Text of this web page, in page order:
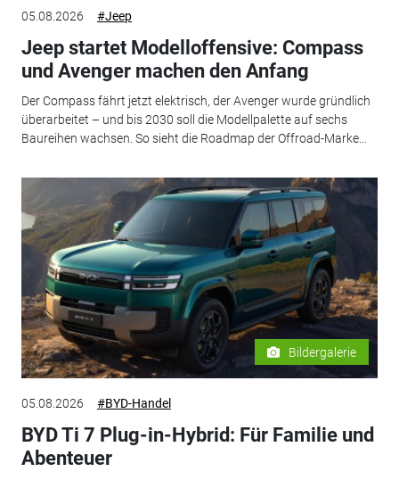
05.08.2026 #Jeep
Jeep startet Modelloffensive: Compass
und Avenger machen den Anfang
Der Compass fährt jetzt elektrisch, der Avenger wurde gründlich
überarbeitet – und bis 2030 soll die Modellpalette auf sechs
Baureihen wachsen. So sieht die Roadmap der Offroad-Marke...
Bildergalerie
05.08.2026 #BYD-Handel
BYD Ti 7 Plug-in-Hybrid: Für Familie und
Abenteuer